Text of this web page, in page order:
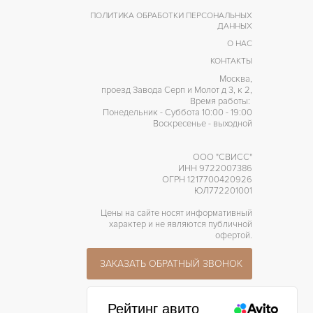
Хронометр, Центральная
ПОЛИТИКА ОБРАБОТКИ ПЕРСОНАЛЬНЫХ
ДАННЫХ
О НАС
КОНТАКТЫ
Москва,
проезд Завода Серп и Молот д 3, к 2,
Время работы:
Понедельник - Суббота 10:00 - 19:00
Воскресенье - выходной
ООО "СВИСС"
ИНН 9722007386
ОГРН 1217700420926
ЮЛ772201001
Цены на сайте носят информативный
характер и не являются публичной
офертой.
ЗАКАЗАТЬ ОБРАТНЫЙ ЗВОНОК
Рейтинг авито